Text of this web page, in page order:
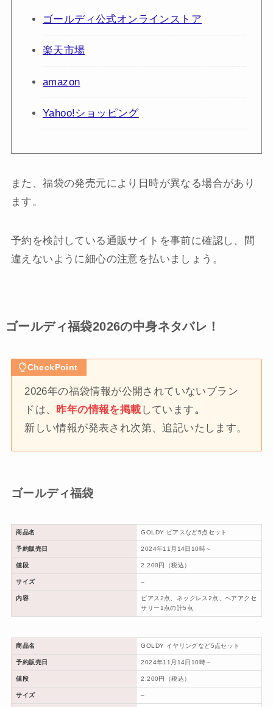
ゴールディ公式オンラインストア
楽天市場
amazon
Yahoo!ショッピング
また、福袋の発売元により日時が異なる場合があり
ます。
予約を検討している通販サイトを事前に確認し、間
違えないように細心の注意を払いましょう。
ゴールディ福袋2026の中身ネタバレ！
CheckPoint
2026年の福袋情報が公開されていないブラン
ドは、 昨年の情報を掲載 しています。
新しい情報が発表され次第、追記いたします。
ゴールディ福袋
商品名 GOLDY ピアスなど5点セット
予約販売日 2024年11月14日10時～
値段 2,200円（税込）
サイズ –
内容
ピアス2点、ネックレス2点、ヘアアクセ
サリー1点の計5点
商品名 GOLDY イヤリングなど5点セット
予約販売日 2024年11月14日10時～
値段 2,200円（税込）
サイズ –